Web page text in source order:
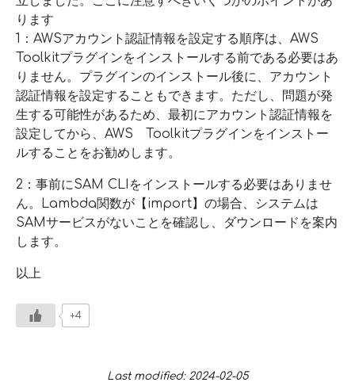
ります
1：AWSアカウント認証情報を設定する順序は、AWS
Toolkitプラグインをインストールする前である必要はあ
りません。プラグインのインストール後に、アカウント
認証情報を設定することもできます。ただし、問題が発
生する可能性があるため、最初にアカウント認証情報を
設定してから、AWS Toolkitプラグインをインストー
ルすることをお勧めします。
2：事前にSAM CLIをインストールする必要はありませ
ん。Lambda関数が【import】の場合、システムは
SAMサービスがないことを確認し、ダウンロードを案内
します。
以上
+4
Last modified: 2024-02-05